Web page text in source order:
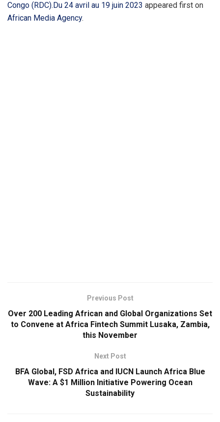
Congo (RDC).Du 24 avril au 19 juin 2023 appeared first on
African Media Agency.
Previous Post
Over 200 Leading African and Global Organizations Set
to Convene at Africa Fintech Summit Lusaka, Zambia,
this November
Next Post
BFA Global, FSD Africa and IUCN Launch Africa Blue
Wave: A $1 Million Initiative Powering Ocean
Sustainability